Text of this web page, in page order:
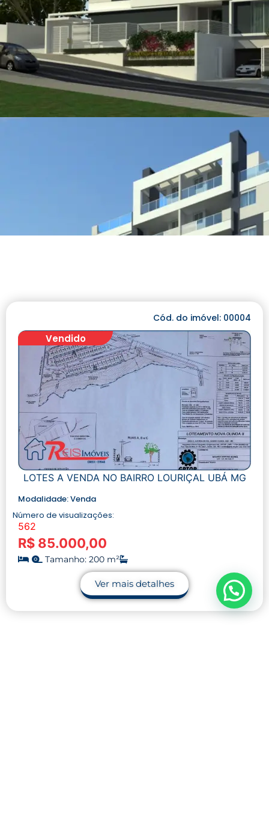
Cód. do imóvel: 00004
Vendido
LOTES A VENDA NO BAIRRO LOURIÇAL UBÁ MG
Modalidade:Venda
Número de visualizações:
562
R$ 85.000,00
Tamanho: 200 m²
Ver mais detalhes